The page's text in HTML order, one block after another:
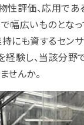
性評価、応用で
幅広いものとなっ
にも資するセン
経験し、当該分野
せんか。